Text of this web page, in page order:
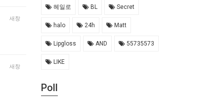
새창
새창
헤일로 BL Secret
halo 24h Matt
Lipgloss AND 55735573
LIKE
Poll